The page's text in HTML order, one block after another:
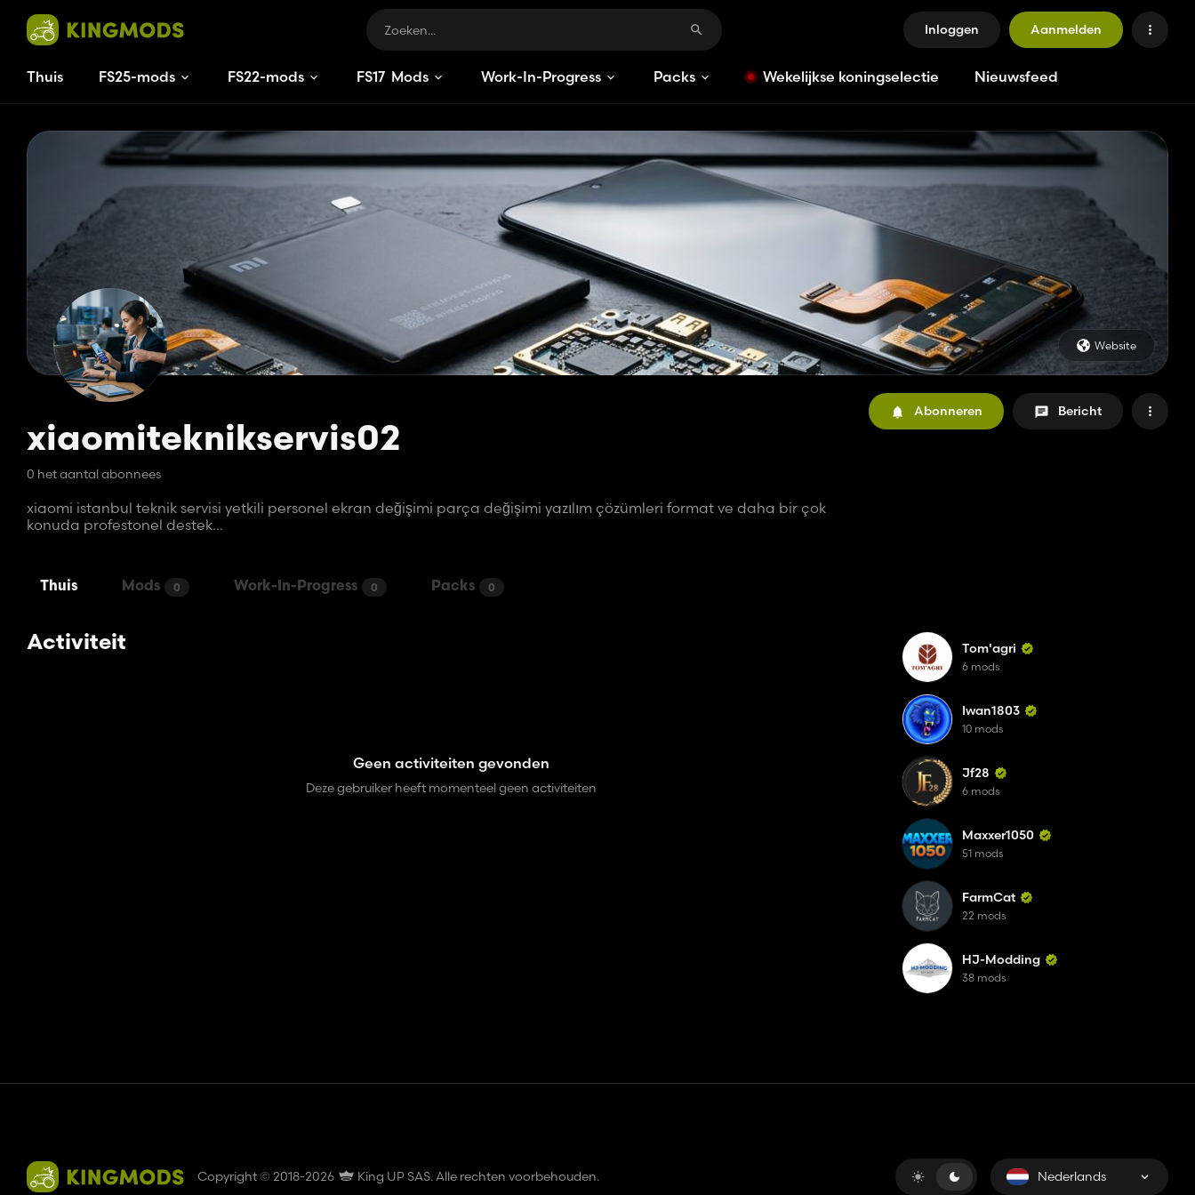
Inloggen Aanmelden
Thuis FS25-mods FS22-mods FS17 Mods Work-In-Progress Packs Wekelijkse koningselectie Nieuwsfeed
Website
xiaomiteknikservis02
0 het aantal abonnees
xiaomi istanbul teknik servisi yetkili personel ekran değişimi parça değişimi yazılım çözümleri format ve daha bir çok
konuda profestonel destek...
Abonneren Bericht
Thuis Mods 0 Work-In-Progress 0 Packs 0
Activiteit
Geen activiteiten gevonden
Deze gebruiker heeft momenteel geen activiteiten
Tom'agri
6 mods
Iwan1803
10 mods
Jf28
6 mods
Maxxer1050
51 mods
FarmCat
22 mods
HJ-Modding
38 mods
Copyright © 2018-2026 King UP SAS. Alle rechten voorbehouden. Nederlands